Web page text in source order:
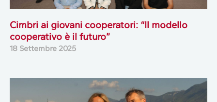
Cimbri ai giovani cooperatori: “Il modello
cooperativo è il futuro”
18 Settembre 2025